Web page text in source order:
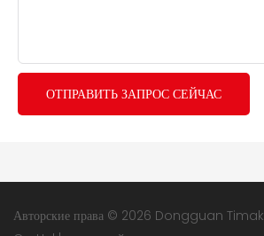
ОТПРАВИТЬ ЗАПРОС СЕЙЧАС
Авторские права © 2026 Dongguan